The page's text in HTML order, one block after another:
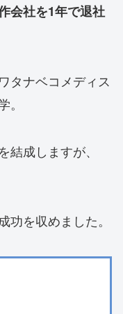
会社を1年で退社
タナベコメディス
成しますが、
功を収めました。